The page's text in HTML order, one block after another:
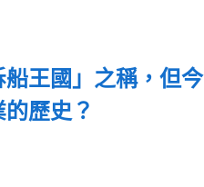
王國」之稱，但今
的歷史？